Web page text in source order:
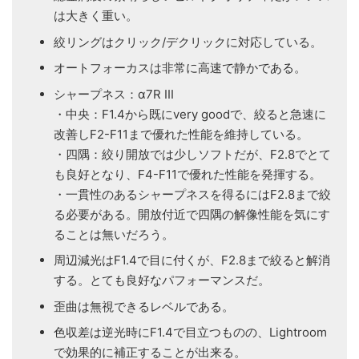
は大きく重い。
絞リングはクリック/デクリックに対応している。
オートフォーカスは非常に高速で静かである。
シャープネス：α7R III
・中央：F1.4から既にvery goodで、絞ると急速に
改善しF2-F11まで優れた性能を維持している。
・四隅：絞り開放では少しソフトだが、F2.8でとて
も良好となり、F4-F11で優れた性能を発揮する。
・一貫性のあるシャープネスを得るにはF2.8まで絞
る必要がある。開放付近で四隅の解像性能を気にす
ることは無いだろう。
周辺減光はF1.4で目に付くが、F2.8まで絞ると解消
する。とても良好なパフォーマンスだ。
歪曲は無視できるレベルである。
色収差は逆光時にF1.4で目立つものの、Lightroom
で効果的に補正することが出来る。